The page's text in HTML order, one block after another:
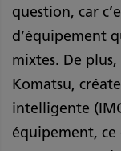
question, car
d’équipement
mixtes. De
Komatsu,
intelligente
équipement,